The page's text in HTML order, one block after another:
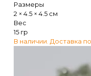
Размеры
2 × 4.5 × 4.5 см
Вес
15 гр
В наличии. Доставка